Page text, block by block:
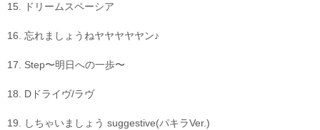
15. ドリームスペーシア
16. 忘れましょうねヤヤヤヤヤン♪
17. Step〜明日への一歩〜
18. Dドライヴ/ラヴ
19. しちゃいましょう suggestive(パキラVer.)